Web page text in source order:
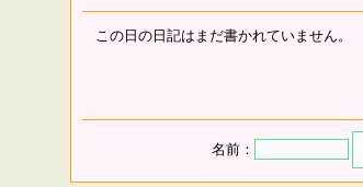
この日の日記はまだ書かれていません。
名前：